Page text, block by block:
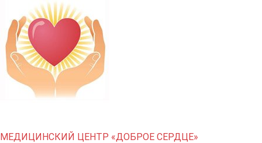
МЕДИЦИНСКИЙ ЦЕНТР «ДОБРОЕ СЕРДЦЕ»